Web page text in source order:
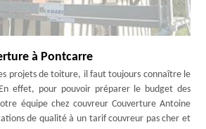
à Pontcarre
projets de toiture, il faut toujours connaître le
effet, pour pouvoir préparer le budget des
équipe chez couvreur Couverture Antoine
de qualité à un tarif couvreur pas cher et